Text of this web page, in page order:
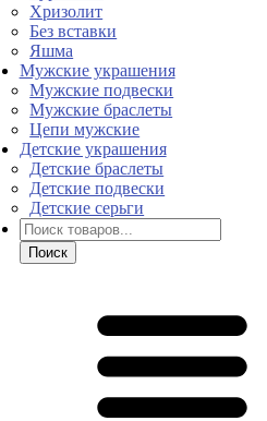
Хризолит
Без вставки
Яшма
Мужские украшения
Мужские подвески
Мужские браслеты
Цепи мужские
Детские украшения
Детские браслеты
Детские подвески
Детские серьги
Поиск
товаров
Поиск